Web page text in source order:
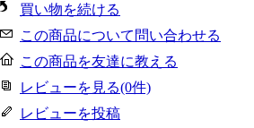
買い物を続ける
この商品について問い合わせる
この商品を友達に教える
レビューを見る(0件)
レビューを投稿